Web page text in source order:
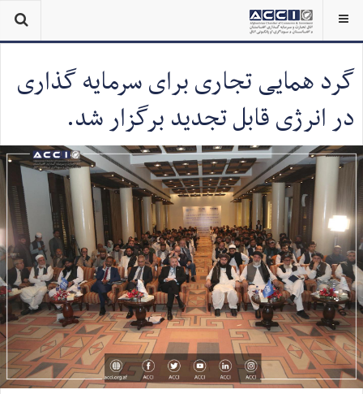
گرد همایی تجاری برای سرمایه گذاری
در انرژی قابل تجدید برگزار شد.